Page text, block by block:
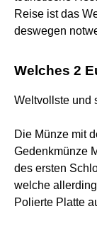
Reise ist das
deswegen
Welches 2
Weltvollste und
Die Münze mit
Gedenkmünze
des ersten
welche
Polierte Platte